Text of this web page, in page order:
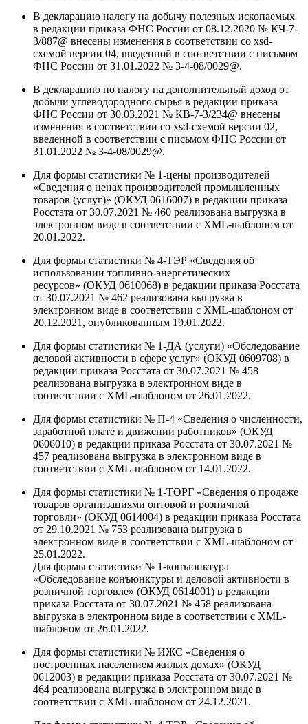
В декларацию налогу на добычу полезных ископаемых
в редакции приказа ФНС России от 08.12.2020 № КЧ-7-
3/887@ внесены изменения в соответствии со xsd-
схемой версии 04, введенной в соответствии с письмом
ФНС России от 31.01.2022 № 3-4-08/0029@.
В декларацию по налогу на дополнительный доход от
добычи углеводородного сырья в редакции приказа
ФНС России от 30.03.2021 № КВ-7-3/234@ внесены
изменения в соответствии со xsd-схемой версии 02,
введенной в соответствии с письмом ФНС России от
31.01.2022 № 3-4-08/0029@.
Для формы статистики № 1-цены производителей
«Сведения о ценах производителей промышленных
товаров (услуг)» (ОКУД 0616007) в редакции приказа
Росстата от 30.07.2021 № 460 реализована выгрузка в
электронном виде в соответствии с XML-шаблоном от
20.01.2022.
Для формы статистики № 4-ТЭР «Сведения об
использовании топливно-энергетических
ресурсов» (ОКУД 0610068) в редакции приказа Росстата
от 30.07.2021 № 462 реализована выгрузка в
электронном виде в соответствии с XML-шаблоном от
20.12.2021, опубликованным 19.01.2022.
Для формы статистики № 1-ДА (услуги) «Обследование
деловой активности в сфере услуг» (ОКУД 0609708) в
редакции приказа Росстата от 30.07.2021 № 458
реализована выгрузка в электронном виде в
соответствии с XML-шаблоном от 26.01.2022.
Для формы статистики № П-4 «Сведения о численности,
заработной плате и движении работников» (ОКУД
0606010) в редакции приказа Росстата от 30.07.2021 №
457 реализована выгрузка в электронном виде в
соответствии с XML-шаблоном от 14.01.2022.
Для формы статистики № 1-ТОРГ «Сведения о продаже
товаров организациями оптовой и розничной
торговли» (ОКУД 0614004) в редакции приказа Росстата
от 29.10.2021 № 753 реализована выгрузка в
электронном виде в соответствии с XML-шаблоном от
25.01.2022.
Для формы статистики № 1-конъюнктура
«Обследование конъюнктуры и деловой активности в
розничной торговле» (ОКУД 0614001) в редакции
приказа Росстата от 30.07.2021 № 458 реализована
выгрузка в электронном виде в соответствии с XML-
шаблоном от 26.01.2022.
Для формы статистики № ИЖС «Сведения о
построенных населением жилых домах» (ОКУД
0612003) в редакции приказа Росстата от 30.07.2021 №
464 реализована выгрузка в электронном виде в
соответствии с XML-шаблоном от 24.12.2021.